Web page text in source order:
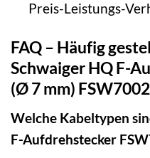
Preis-Leistungs-
FAQ – Häufig
Schwaiger HQ F-
(Ø 7 mm)
Welche Kabeltypen
F-Aufdrehstecker